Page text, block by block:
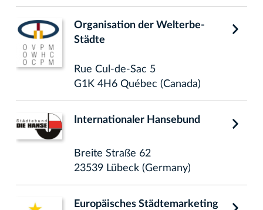
Organisation der Welterbe-
Städte
Rue Cul-de-Sac 5
G1K 4H6 Québec (Canada)
Internationaler Hansebund
Breite Straße 62
23539 Lübeck (Germany)
Europäisches Städtemarketing